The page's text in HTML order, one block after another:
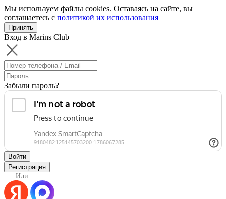
Мы используем файлы cookies. Оставаясь на сайте, вы
соглашаетесь с политикой их использования
Принять
Вход в Marins Club
Забыли пароль?
Войти
Регистрация
Или